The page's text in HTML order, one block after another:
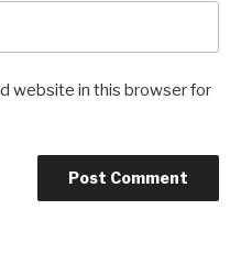
website in this browser for